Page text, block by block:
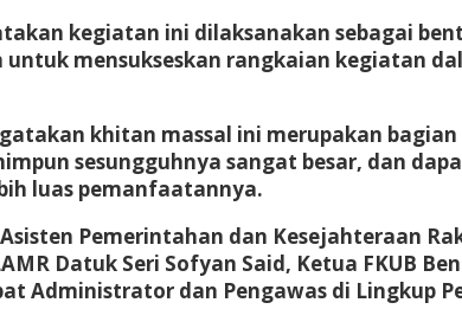
kegiatan ini dilaksanakan sebagai
mensukseskan rangkaian kegiatan
khitan massal ini merupakan
sesungguhnya sangat besar, dan
luas pemanfaatannya.
Pemerintahan dan Kesejahteraan
Datuk Seri Sofyan Said, Ketua FKUB
Administrator dan Pengawas di Lingkup